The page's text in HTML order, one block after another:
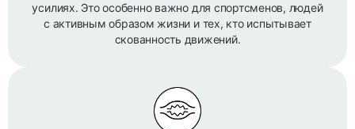
усилиях. Это особенно важно для спортсменов, людей
с активным образом жизни и тех, кто испытывает
скованность движений.